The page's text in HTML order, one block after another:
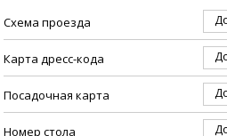
Схема проезда
Карта дресс-кода
Посадочная карта
Номер стола